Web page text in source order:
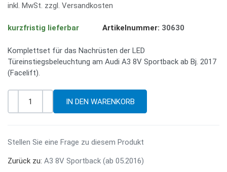
inkl. MwSt. zzgl. Versandkosten
kurzfristig lieferbar Artikelnummer: 30630
Komplettset für das Nachrüsten der LED
Türeinstiegsbeleuchtung am Audi A3 8V Sportback ab Bj. 2017
(Facelift).
Stellen Sie eine Frage zu diesem Produkt
Zurück zu: A3 8V Sportback (ab 05.2016)